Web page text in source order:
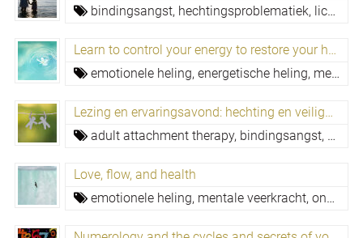
bindingsangst, hechtingsproblematiek, lichaamsgerichte traumatherapie,
Learn to control your energy to restore your health
emotionele heling, energetische heling, mentale veerkracht,
Lezing en ervaringsavond: hechting en veiligheid in relatie
adult attachment therapy, bindingsangst,
Love, flow, and health
emotionele heling, mentale veerkracht, ongewenste patronen loslaten,